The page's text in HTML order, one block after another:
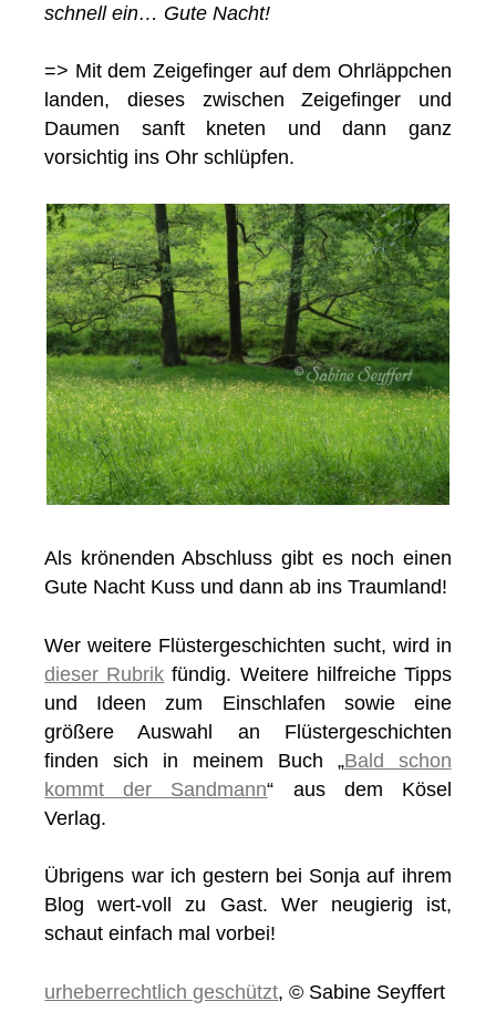
schnell ein… Gute Nacht!
=> Mit dem Zeigefinger auf dem Ohrläppchen
landen, dieses zwischen Zeigefinger und
Daumen sanft kneten und dann ganz
vorsichtig ins Ohr schlüpfen.
Als krönenden Abschluss gibt es noch einen
Gute Nacht Kuss und dann ab ins Traumland!
Wer weitere Flüstergeschichten sucht, wird in
dieser Rubrik fündig. Weitere hilfreiche Tipps
und Ideen zum Einschlafen sowie eine
größere Auswahl an Flüstergeschichten
finden sich in meinem Buch „Bald schon
kommt der Sandmann“ aus dem Kösel
Verlag.
Übrigens war ich gestern bei Sonja auf ihrem
Blog wert-voll zu Gast. Wer neugierig ist,
schaut einfach mal vorbei!
urheberrechtlich geschützt, © Sabine Seyffert